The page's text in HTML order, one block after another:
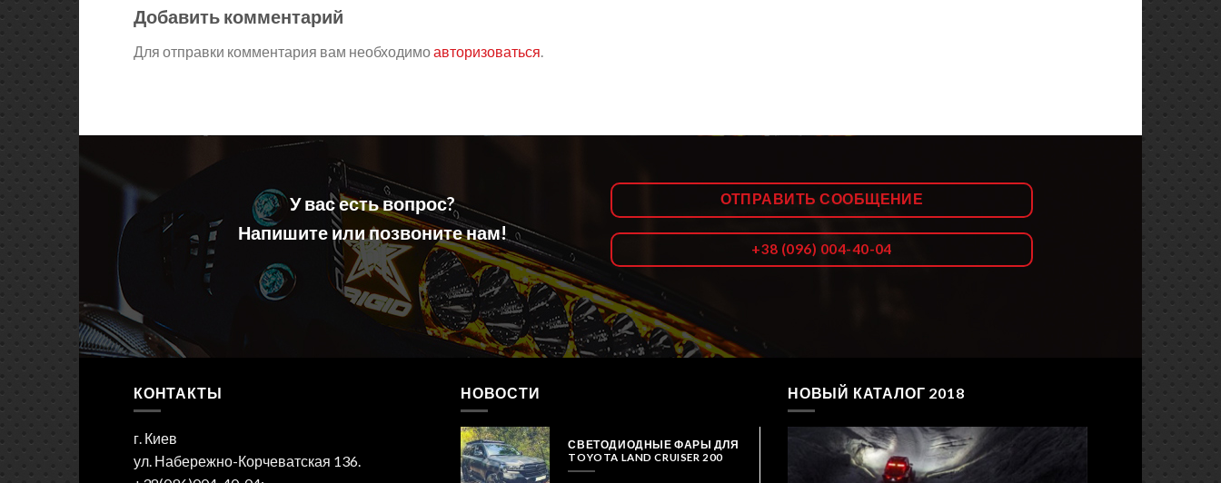
Добавить комментарий
Для отправки комментария вам необходимоавторизоваться
У вас есть вопрос?
Напишите или позвоните нам!
ОТПРАВИТЬ СООБЩЕНИЕ
+38 (096) 004-40-04
КОНТАКТЫ
г. Киев
ул. Набережно-Корчеватская 136.
НОВОСТИ
СВЕТОДИОДНЫЕ ФАРЫ ДЛЯ
TOYOTA LAND CRUISER 200
НОВЫЙ КАТАЛОГ 2018